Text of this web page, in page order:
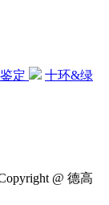
定
十环&绿
@ 德高